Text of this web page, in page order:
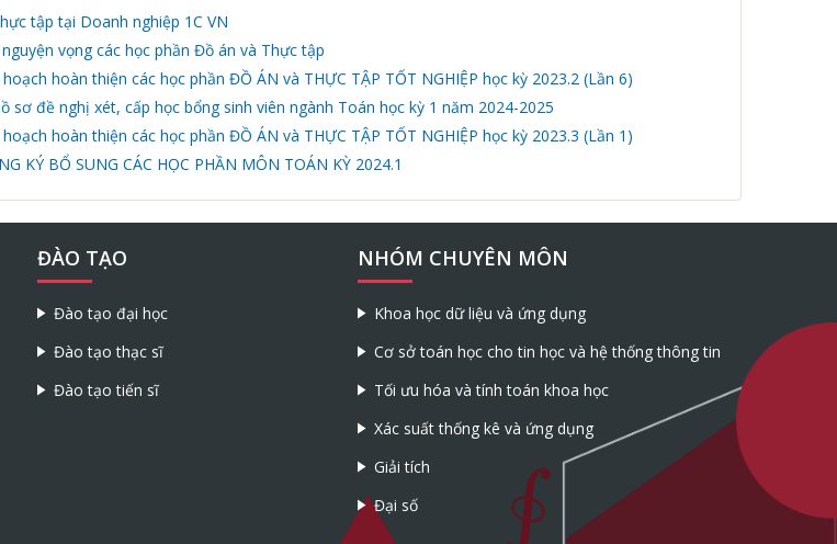
tập tại Doanh nghiệp 1C VN
vọng các học phần Đồ án và Thực tập
hoàn thiện các học phần ĐỒ ÁN và THỰC TẬP TỐT NGHIỆP học kỳ 2023.2 (Lần 6)
sơ đề nghị xét, cấp học bổng sinh viên ngành Toán học kỳ 1 năm 2024-2025
hoàn thiện các học phần ĐỒ ÁN và THỰC TẬP TỐT NGHIỆP học kỳ 2023.3 (Lần 1)
KÝ BỔ SUNG CÁC HỌC PHẦN MÔN TOÁN KỲ 2024.1
ĐÀO TẠO
Đào tạo đại học
Đào tạo thạc sĩ
Đào tạo tiến sĩ
NHÓM CHUYÊN MÔN
Khoa học dữ liệu và ứng dụng
Cơ sở toán học cho tin học và hệ thống thông tin
Tối ưu hóa và tính toán khoa học
Xác suất thống kê và ứng dụng
Giải tích
Đại số